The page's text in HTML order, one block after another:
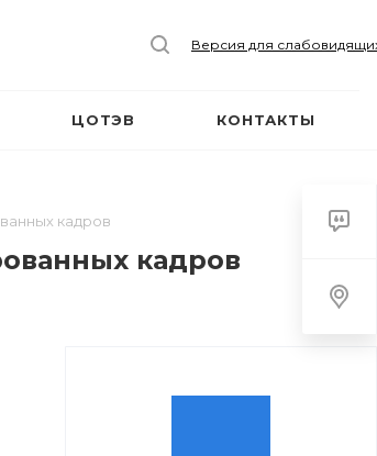
Версия для
ЦОТЭВ КОНТАКТЫ
кадров
кадров